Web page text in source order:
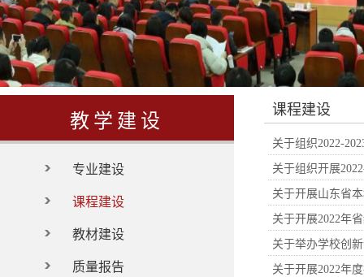
教学建设
专业建设
课程建设
教材建设
质量报告
课程建设
关于组织2022-
关于组织开展
关于开展山东省
关于开展2022年
关于举办学校创
关于开展2022年